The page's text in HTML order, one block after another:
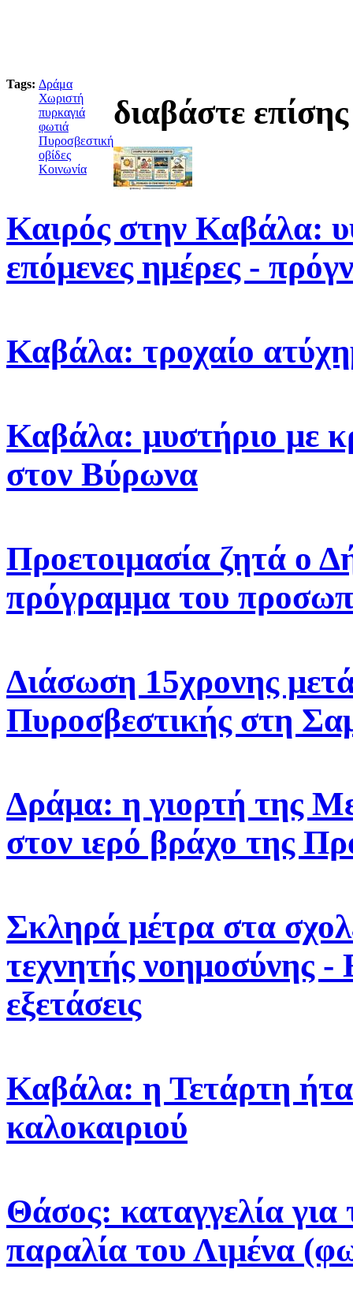
Tags: Δράμα
Χωριστή
πυρκαγιά
φωτιά
Πυροσβεστική
οβίδες
Κοινωνία
διαβάστε επίσης
Καιρός στην Καβάλα:
επόμενες ημέρες -
Καβάλα: τροχαίο
Καβάλα: μυστήριο με
στον Βύρωνα
Προετοιμασία ζητά ο
πρόγραμμα του
Διάσωση 15χρονης
Πυροσβεστικής στη
Δράμα: η γιορτή της
στον ιερό βράχο της
Σκληρά μέτρα στα
τεχνητής νοημοσύνης -
εξετάσεις
Καβάλα: η Τετάρτη
καλοκαιριού
Θάσος: καταγγελία για
παραλία του Λιμένα